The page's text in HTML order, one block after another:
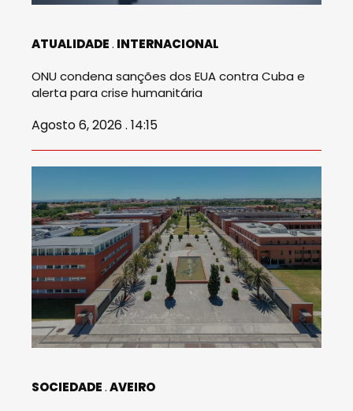
ATUALIDADE INTERNACIONAL
ONU condena sanções dos EUA contra Cuba e
alerta para crise humanitária
Agosto 6, 2026 . 14:15
SOCIEDADE AVEIRO